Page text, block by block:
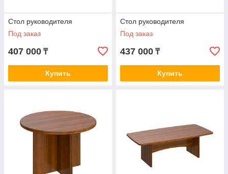
Стол руководителя
Под заказ
407 000 ₸
Купить
Стол руководителя
Под заказ
437 000 ₸
Купить